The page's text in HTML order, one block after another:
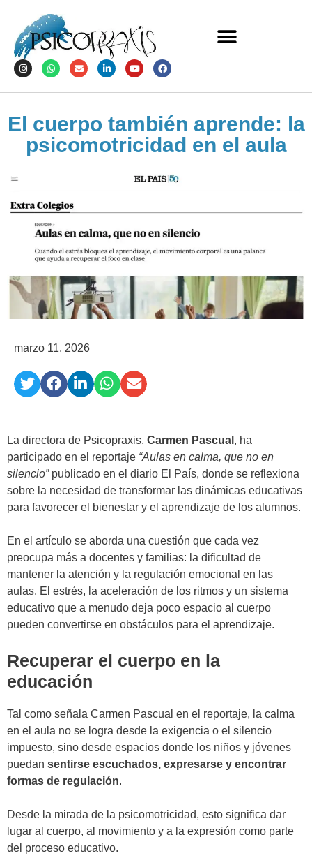
El cuerpo también aprende: la
psicomotricidad en el aula
marzo 11, 2026
La directora de Psicopraxis, Carmen Pascual , ha
participado en el reportaje “Aulas en calma, que no en
silencio”publicado en el diario El País, donde se reflexiona
sobre la necesidad de transformar las dinámicas educativas
para favorecer el bienestar y el aprendizaje de los alumnos.
En el artículo se aborda una cuestión que cada vez
preocupa más a docentes y familias: la dificultad de
mantener la atención y la regulación emocional en las
aulas. El estrés, la aceleración de los ritmos y un sistema
educativo que a menudo deja poco espacio al cuerpo
pueden convertirse en obstáculos para el aprendizaje.
Recuperar el cuerpo en la
educación
Tal como señala Carmen Pascual en el reportaje, la calma
en el aula no se logra desde la exigencia o el silencio
impuesto, sino desde espacios donde los niños y jóvenes
puedan sentirse escuchados, expresarse y encontrar
formas de regulación.
Desde la mirada de la psicomotricidad, esto significa dar
lugar al cuerpo, al movimiento y a la expresión como parte
del proceso educativo.